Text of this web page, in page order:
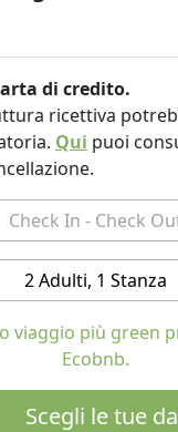
di credito.
ricettiva
Qui puoi
2 Adulti, 1 Stanza
viaggio più green
Ecobnb.
Scegli le tue